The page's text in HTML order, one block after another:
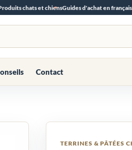
chats et chiensGuides d'achat en français
Contact
TERRINES & PÂTÉES